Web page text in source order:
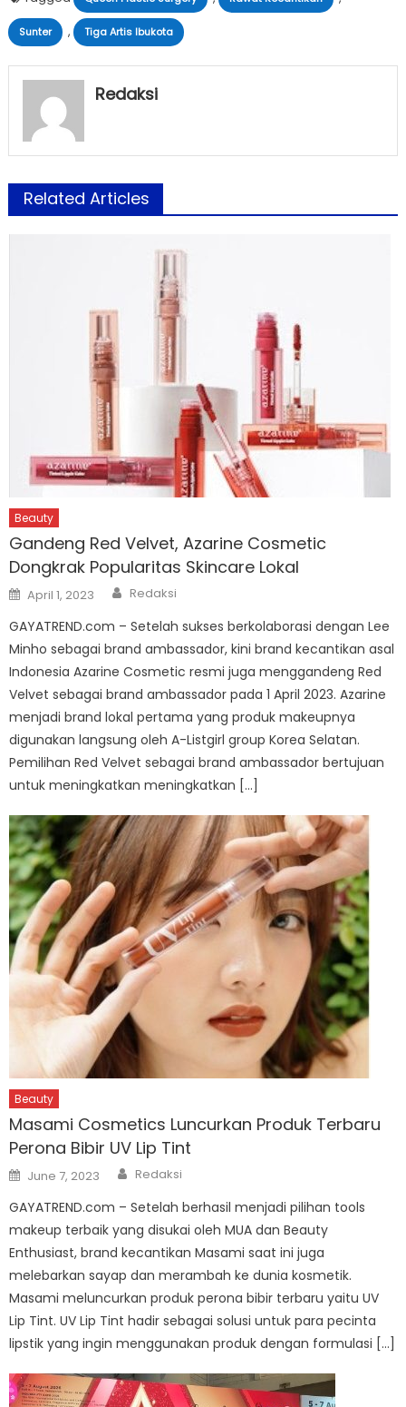
Sunter , Tiga Artis Ibukota
Redaksi
Related Articles
Beauty
Gandeng Red Velvet, Azarine Cosmetic
Dongkrak Popularitas Skincare Lokal
Posted
on
April 1, 2023 Author
Redaksi
GAYATREND.com – Setelah sukses berkolaborasi dengan Lee
Minho sebagai brand ambassador, kini brand kecantikan asal
Indonesia Azarine Cosmetic resmi juga menggandeng Red
Velvet sebagai brand ambassador pada 1 April 2023. Azarine
menjadi brand lokal pertama yang produk makeupnya
digunakan langsung oleh A-Listgirl group Korea Selatan.
Pemilihan Red Velvet sebagai brand ambassador bertujuan
untuk meningkatkan meningkatkan […]
Beauty
Masami Cosmetics Luncurkan Produk Terbaru
Perona Bibir UV Lip Tint
Posted
on
June 7, 2023 Author
Redaksi
GAYATREND.com – Setelah berhasil menjadi pilihan tools
makeup terbaik yang disukai oleh MUA dan Beauty
Enthusiast, brand kecantikan Masami saat ini juga
melebarkan sayap dan merambah ke dunia kosmetik.
Masami meluncurkan produk perona bibir terbaru yaitu UV
Lip Tint. UV Lip Tint hadir sebagai solusi untuk para pecinta
lipstik yang ingin menggunakan produk dengan formulasi […]